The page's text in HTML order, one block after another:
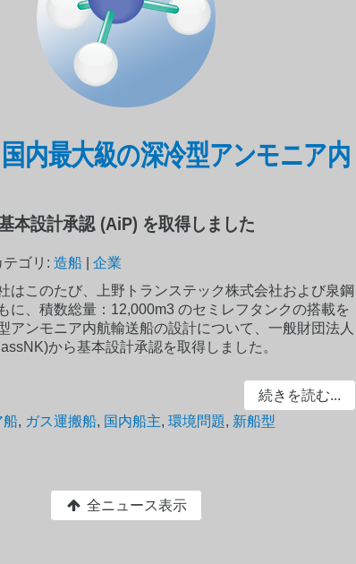
: 国内最大級の深冷型アンモニア内
本設計承認 (AiP) を取得しました
テゴリ: 造船| 企業
はこのたび、上野トランステック株式会社および泉鋼
に、積数総量：12,000m3 のセミレフタンクの搭載を
アンモニア内航輸送船の設計について、一般財団法人
から基本設計承認を取得しました。
続きを読む...
船, ガス運搬船, 国内船主, 環境問題, 新船型
全ニュース表示